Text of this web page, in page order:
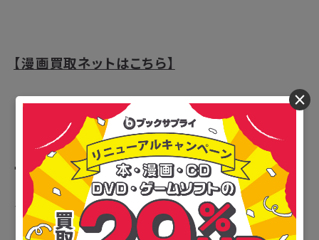
【漫画買取ネットはこちら】
ブックオフ（ブックオフオンライ
ン）
×